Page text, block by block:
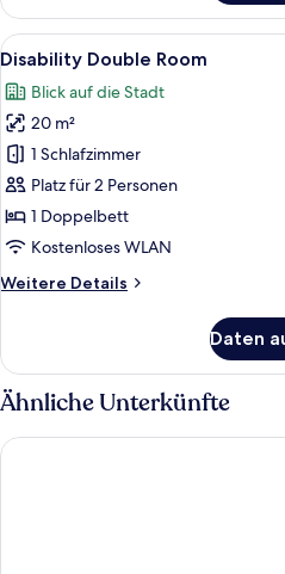
Einzelzimmer,
2 Einzelbetten
Alle
Fotos
für
Disability
Double
Room
anzeigen
3
Disability Double Room
Blick auf die Stadt
20 m²
1 Schlafzimmer
Platz für 2 Personen
1 Doppelbett
Kostenloses WLAN
Weitere Details
Weitere
Double
Room
Daten
Ähnliche Unterkünfte
REDE ANDRADE PAMPULHA